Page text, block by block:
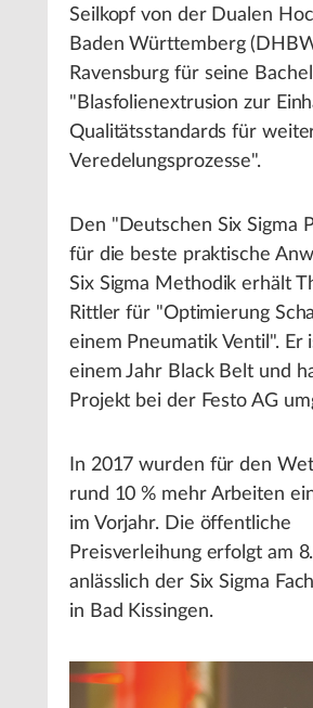
Seilkopf von der Dualen
Baden Württemberg
Ravensburg für seine
"Blasfolienextrusion zur
Qualitätsstandards für
Veredelungsprozesse".
Den "Deutschen Six Sigma
für die beste praktische
Six Sigma Methodik erhält
Rittler für "Optimierung
einem Pneumatik Ventil". Er
einem Jahr Black Belt und
Projekt bei der Festo AG
In 2017 wurden für den
rund 10 % mehr Arbeiten
im Vorjahr. Die öffentliche
Preisverleihung erfolgt am
anlässlich der Six Sigma
in Bad Kissingen.